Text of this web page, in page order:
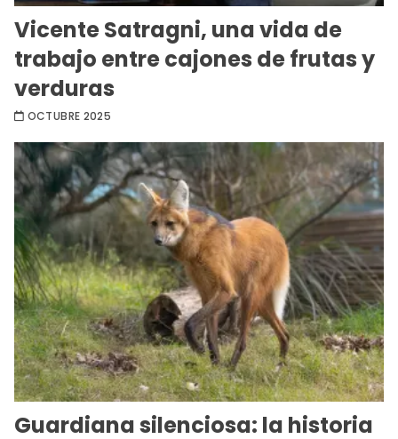
Vicente Satragni, una vida de
trabajo entre cajones de frutas y
verduras
OCTUBRE 2025
Guardiana silenciosa: la historia